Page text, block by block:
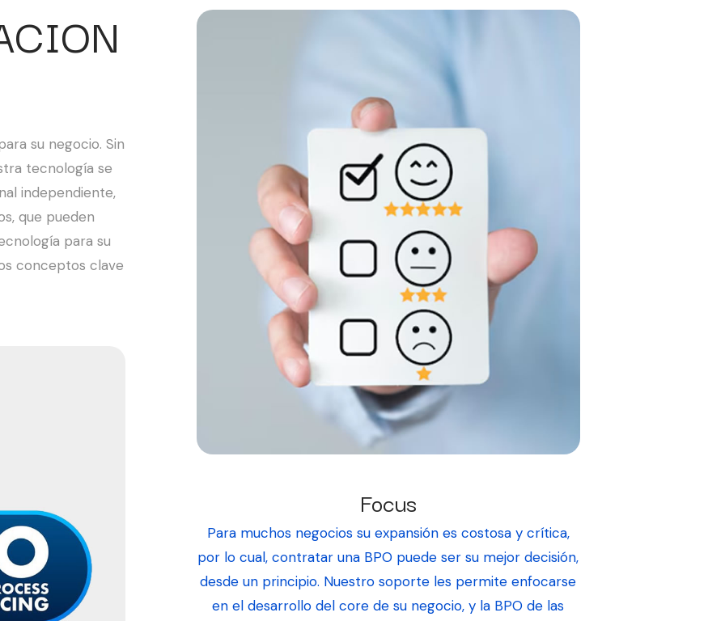
su negocio. Sin
tecnología se
independiente,
que pueden
para su
conceptos clave
Focus
Para muchos negocios su expansión es costosa y crítica,
por lo cual, contratar una BPO puede ser su mejor decisión,
desde un principio. Nuestro soporte les permite enfocarse
en el desarrollo del core de su negocio, y la BPO de las